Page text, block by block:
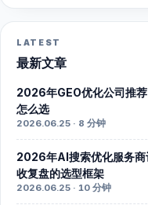
LATEST
最新文章
2026年GEO优化公司推
怎么选
2026.06.25 · 8 分钟
2026年AI搜索优化服务商
收复盘的选型框架
2026.06.25 · 10 分钟